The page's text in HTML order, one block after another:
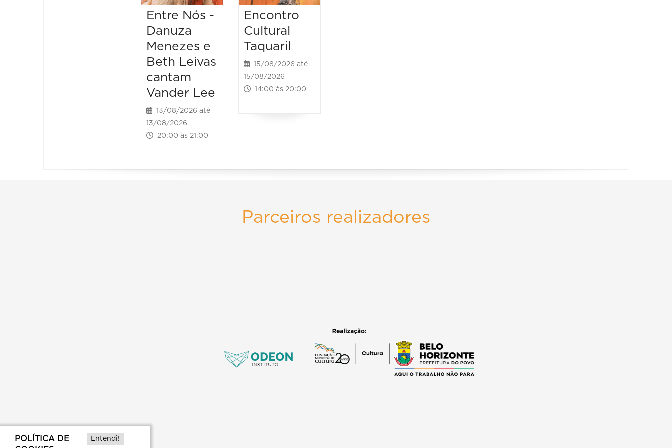
Entre Nós -
Danuza
Menezes e
Beth Leivas
cantam
Vander Lee
13/08/2026 até
13/08/2026
20:00 às 21:00
Encontro
Cultural
Taquaril
15/08/2026 até
15/08/2026
14:00 às 20:00
Parceiros realizadores
POLÍTICA DE
Entendi!